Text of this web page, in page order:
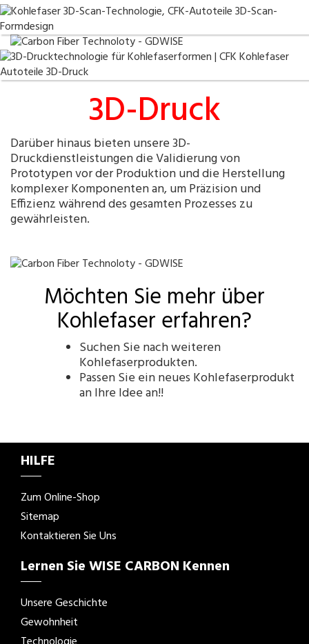
3D-Druck
Darüber hinaus bieten unsere 3D-
Druckdienstleistungen die Validierung von
Prototypen vor der Produktion und die Herstellung
komplexer Komponenten an, um Präzision und
Effizienz während des gesamten Prozesses zu
gewährleisten.
Möchten Sie mehr über
Kohlefaser erfahren?
Suchen Sie nach weiteren
Kohlefaserprodukten.
Passen Sie ein neues Kohlefaserprodukt
an Ihre Idee an!!
HILFE
Zum Online-Shop
Sitemap
Kontaktieren Sie Uns
Lernen Sie WISE CARBON Kennen
Unsere Geschichte
Gewohnheit